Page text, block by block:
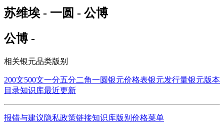
苏维埃 - 一圆 - 公博
公博 -
相关银元品类版别
200文500文一分五分二角一圆银元价格表银元发行量银元版本
目录知识库最近更新
报错与建议隐私政策链接知识库版别 价格菜单